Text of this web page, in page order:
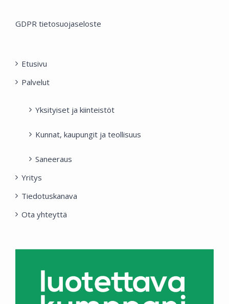
GDPR tietosuojaseloste
Etusivu
Palvelut
Yksityiset ja kiinteistöt
Kunnat, kaupungit ja teollisuus
Saneeraus
Yritys
Tiedotuskanava
Ota yhteyttä